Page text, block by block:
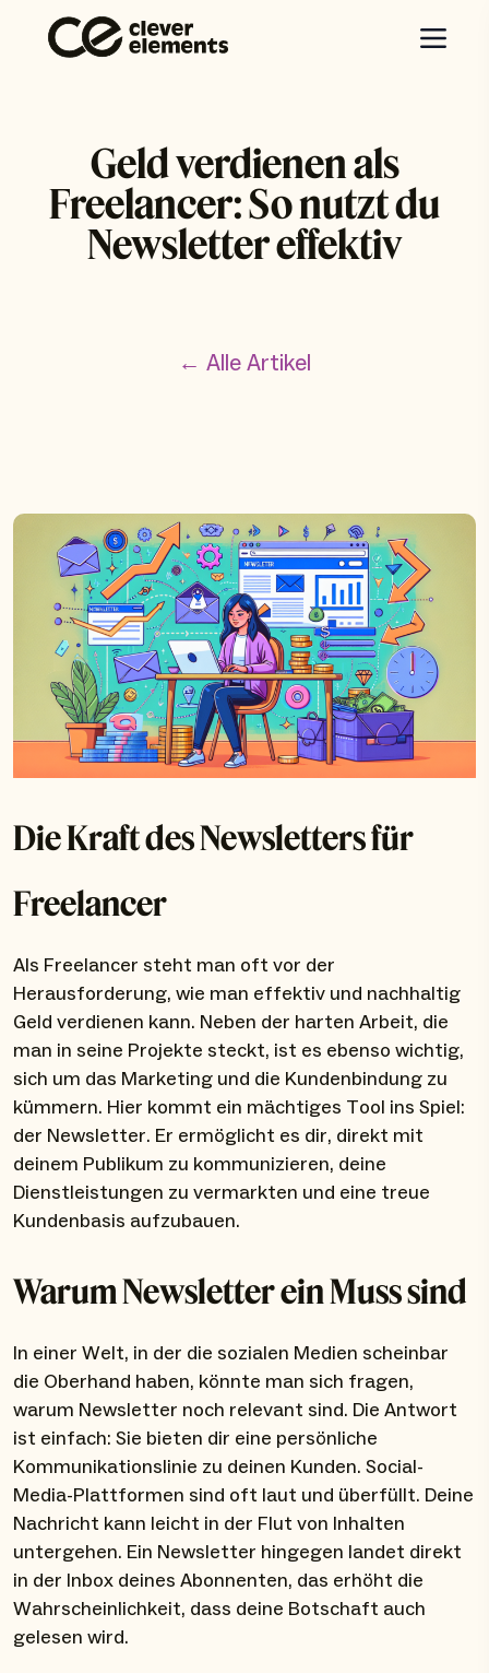
Geld verdienen als
Freelancer: So nutzt du
Newsletter effektiv
← Alle Artikel
Die Kraft des Newsletters für
Freelancer
Als Freelancer steht man oft vor der
Herausforderung, wie man effektiv und nachhaltig
Geld verdienen kann. Neben der harten Arbeit, die
man in seine Projekte steckt, ist es ebenso wichtig,
sich um das Marketing und die Kundenbindung zu
kümmern. Hier kommt ein mächtiges Tool ins Spiel:
der Newsletter. Er ermöglicht es dir, direkt mit
deinem Publikum zu kommunizieren, deine
Dienstleistungen zu vermarkten und eine treue
Kundenbasis aufzubauen.
Warum Newsletter ein Muss sind
In einer Welt, in der die sozialen Medien scheinbar
die Oberhand haben, könnte man sich fragen,
warum Newsletter noch relevant sind. Die Antwort
ist einfach: Sie bieten dir eine persönliche
Kommunikationslinie zu deinen Kunden. Social-
Media-Plattformen sind oft laut und überfüllt. Deine
Nachricht kann leicht in der Flut von Inhalten
untergehen. Ein Newsletter hingegen landet direkt
in der Inbox deines Abonnenten, das erhöht die
Wahrscheinlichkeit, dass deine Botschaft auch
gelesen wird.